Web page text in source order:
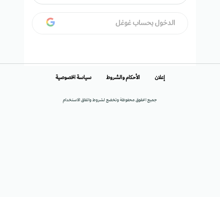
الدخول بحساب غوغل
جميع الحقوق محفوظة وتخضع لشروط واتفاق الاستخدام
إعلان الأحكام والشروط سياسة الخصوصية